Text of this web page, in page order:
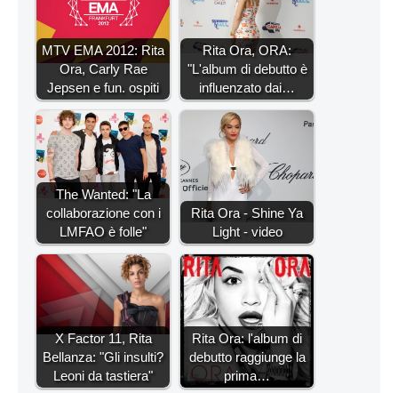
MTV EMA 2012: Rita
Ora, Carly Rae
Jepsen e fun. ospiti
Rita Ora, ORA:
"L'album di debutto è
influenzato dai…
The Wanted: "La
collaborazione con i
LMFAO è folle"
Rita Ora - Shine Ya
Light - video
X Factor 11, Rita
Bellanza: "Gli insulti?
Leoni da tastiera"
Rita Ora: l'album di
debutto raggiunge la
prima…